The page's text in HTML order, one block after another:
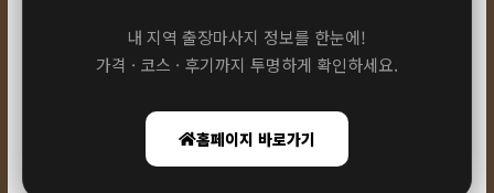
내 지역 출장마사지 정보를 한눈에!
가격 · 코스 · 후기까지 투명하게 확인하세요.
홈페이지 바로가기